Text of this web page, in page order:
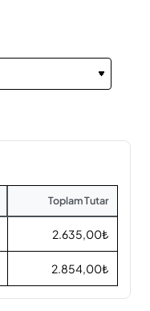
Toplam Tutar
2.635,00₺
2.854,00₺